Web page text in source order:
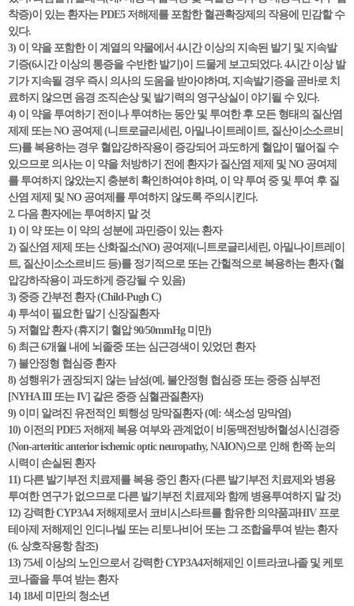
착증)이 있는 환자는 PDE5 저해제를 포함한 혈관확장제의 작용에 민감할 수
있다.
3) 이 약을 포함한 이 계열의 약물에서 4시간 이상의 지속된 발기 및 지속발
기증(6시간 이상의 통증을 수반한 발기)이 드물게 보고되었다. 4시간 이상 발
기가 지속될 경우 즉시 의사의 도움을 받아야하며, 지속발기증을 곧바로 치
료하지 않으면 음경 조직손상 및 발기력의 영구상실이 야기될 수 있다.
4) 이 약을 투여하기 전이나 투여하는 동안 및 투여한 후 모든 형태의 질산염
제제 또는 NO 공여제 (니트로글리세린, 아밀나이트레이트, 질산이소소르비
드)를 복용하는 경우 혈압강하작용이 증강되어 과도하게 혈압이 떨어질 수
있으므로 의사는 이 약을 처방하기 전에 환자가 질산염 제제 및 NO 공여제
를 투여하지 않았는지 충분히 확인하여야 하며, 이 약 투여 중 및 투여 후 질
산염 제제 및 NO 공여제를 투여하지 않도록 주의시킨다.
2. 다음 환자에는 투여하지 말 것
1) 이 약 또는 이 약의 성분에 과민증이 있는 환자
2) 질산염 제제 또는 산화질소(NO) 공여제(니트로글리세린, 아밀나이트레이
트, 질산이소소르비드 등)를 정기적으로 또는 간헐적으로 복용하는 환자 (혈
압강하작용이 과도하게 증강될 수 있음)
3) 중증 간부전 환자 (Child-Pugh C)
4) 투석이 필요한 말기 신장질환자
5) 저혈압 환자 (휴지기 혈압 90/50mmHg 미만)
6) 최근 6개월 내에 뇌졸중 또는 심근경색이 있었던 환자
7) 불안정형 협심증 환자
8) 성행위가 권장되지 않는 남성(예, 불안정형 협심증 또는 중증 심부전
[NYHA III 또는 IV] 같은 중증 심혈관질환자)
9) 이미 알려진 유전적인 퇴행성 망막질환자 (예: 색소성 망막염)
10) 이전의 PDE5 저해제 복용 여부와 관계없이 비동맥전방허혈성시신경증
(Non-arteritic anterior ischemic optic neuropathy, NAION)으로 인해 한쪽 눈의
시력이 손실된 환자
11) 다른 발기부전 치료제를 복용 중인 환자 (다른 발기부전 치료제와 병용
투여한 연구가 없으므로 다른 발기부전 치료제와 함께 병용투여하지 말 것)
12) 강력한 CYP3A4 저해제로서 코비시스타트를 함유한 의약품과HIV 프로
테아제 저해제인 인디나빌 또는 리토나비어 또는 그 조합을투여 받는 환자
(6. 상호작용항 참조)
13) 75세 이상의 노인으로서 강력한 CYP3A4저해제인 이트라코나졸 및 케토
코나졸을 투여 받는 환자
14) 18세 미만의 청소년